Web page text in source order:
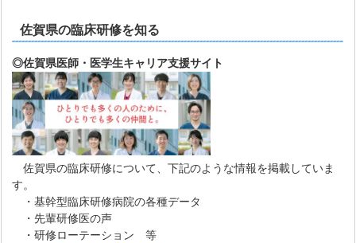
佐賀県の臨床研修を知る
◎佐賀県医師・医学生キャリア支援サイト
佐賀県の臨床研修について、下記のような情報を掲載していま
す。
・基幹型臨床研修病院の各種データ
・先輩研修医の声
・研修ローテーション 等